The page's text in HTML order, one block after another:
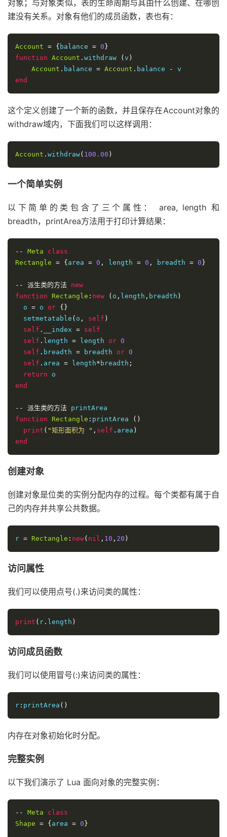
对象；与对象类似，表的生命周期与其由什么创建、在哪创
建没有关系。对象有他们的成员函数，表也有：
Account = { balance = 0 }
function Account . withdraw ( v )
Account . balance = Account . balance -
end
这个定义创建了一个新的函数，并且保存在Account对象的
withdraw域内，下面我们可以这样调用：
Account . withdraw( 100.00 )
一个简单实例
以下简单的类包含了三个属性： area, length 和
breadth，printArea方法用于打印计算结果：
-- Meta
class
Rectangle = { area = 0 , length = 0 , breadth = 0 }
-- 派生类的方法 new
function
Rectangle : new ( o , length , breadth )
  o
= o or {}
  setmetatable
( o , self )
self . __index = self
self . length = length or 0
self . breadth = breadth or 0
self . area = length* breadth ;
return
end
-- 派生类的方法
function
Rectangle : printArea
()
print ( "矩形面积为 " , self . area )
end
创建对象
创建对象是位类的实例分配内存的过程。每个类都有属于自
己的内存并共享公共数据。
r = Rectangle : new( nil , 10 , 20 )
访问属性
我们可以使用点号(.)来访问类的属性：
print ( r . length )
访问成员函数
我们可以使用冒号(:)来访问类的属性：
r : printArea ()
内存在对象初始化时分配。
完整实例
以下我们演示了 Lua 面向对象的完整实例：
-- Meta
class
Shape = { area = 0 }